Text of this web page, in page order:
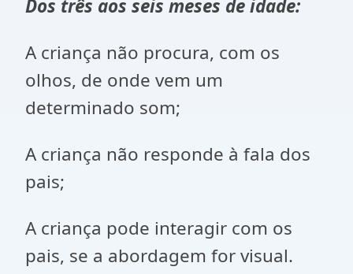
Dos três aos seis meses de idade:
A criança não procura, com os
olhos, de onde vem um
determinado som;
A criança não responde à fala dos
pais;
A criança pode interagir com os
pais, se a abordagem for visual.